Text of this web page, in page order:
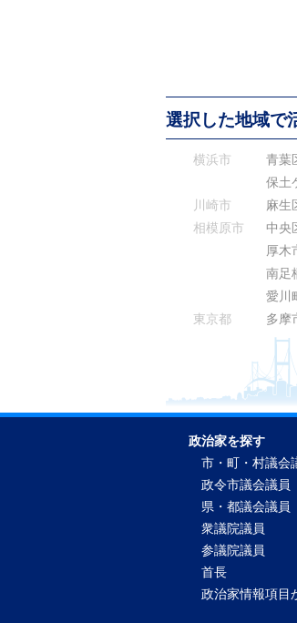
選択した地域で
横浜市 青葉
保土
川崎市
麻生
相模原市
中央
厚木
南足
愛川
東京都
多摩
政治家を探す
市・町・村議会
政令市議会議員
県・都議会議員
衆議院議員
参議院議員
首長
政治家情報項目